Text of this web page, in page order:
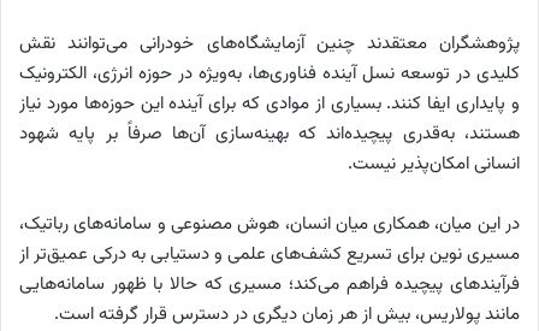
پژوهشگران معتقدند چنین آزمایشگاه‌های خودرانی می‌توانند نقش
کلیدی در توسعه نسل آینده فناوری‌ها، به‌ویژه در حوزه انرژی، الکترونیک
و پایداری ایفا کنند. بسیاری از موادی که برای آینده این حوزه‌ها مورد نیاز
هستند، به‌قدری پیچیده‌اند که بهینه‌سازی آن‌ها صرفاً بر پایه شهود
انسانی امکان‌پذیر نیست.
در این میان، همکاری میان انسان، هوش مصنوعی و سامانه‌های رباتیک،
مسیری نوین برای تسریع کشف‌های علمی و دستیابی به درکی عمیق‌تر از
فرآیندهای پیچیده فراهم می‌کند؛ مسیری که حالا با ظهور سامانه‌هایی
مانند پولاریس، بیش از هر زمان دیگری در دسترس قرار گرفته است.